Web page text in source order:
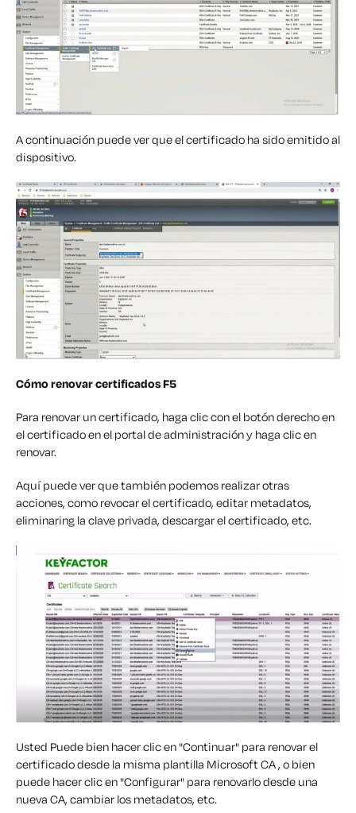
A continuación puede ver que el certificado ha sido emitido al
dispositivo.
Cómo renovar certificados F5
Para renovar un certificado, haga clic con el botón derecho en
el certificado en el portal de administración y haga clic en
renovar.
Aquí puede ver que también podemos realizar otras
acciones, como revocar el certificado, editar metadatos,
eliminaring la clave privada, descargar el certificado, etc.
Usted Puede bien hacer clic en "Continuar" para renovar el
certificado desde la misma plantilla Microsoft CA , o bien
puede hacer clic en "Configurar" para renovarlo desde una
nueva CA, cambiar los metadatos, etc.